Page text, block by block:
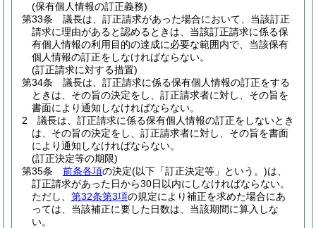
(保有個人情報の訂正義務)
第33条
議長は、訂正請求があった場合において、当該訂正
請求に理由があると認めるときは、当該訂正請求に係る保
有個人情報の利用目的の達成に必要な範囲内で、当該保有
個人情報の訂正をしなければならない。
(訂正請求に対する措置)
第34条
議長は、訂正請求に係る保有個人情報の訂正をする
ときは、その旨の決定をし、訂正請求者に対し、その旨を
書面により通知しなければならない。
2
議長は、訂正請求に係る保有個人情報の訂正をしないとき
は、その旨の決定をし、訂正請求者に対し、その旨を書面
により通知しなければならない。
(訂正決定等の期限)
第35条
前条各項の決定(以下「訂正決定等」という。)は、
訂正請求があった日から30日以内にしなければならない。
ただし、 第32条第3項の規定により補正を求めた場合にあ
っては、当該補正に要した日数は、当該期間に算入しな
い。